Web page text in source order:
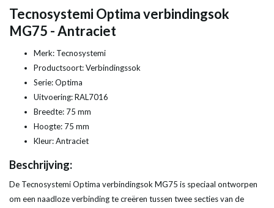
Tecnosystemi Optima verbindingsok
MG75 - Antraciet
Merk: Tecnosystemi
Productsoort: Verbindingssok
Serie: Optima
Uitvoering: RAL7016
Breedte: 75 mm
Hoogte: 75 mm
Kleur: Antraciet
Beschrijving:
De Tecnosystemi Optima verbindingsok MG75 is speciaal ontworpen
om een naadloze verbinding te creëren tussen twee secties van de